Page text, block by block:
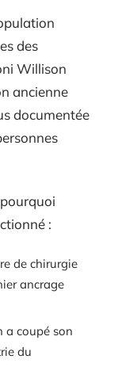
des
Willison
ancienne
documentée
:
de chirurgie
ancrage
a coupé son
du